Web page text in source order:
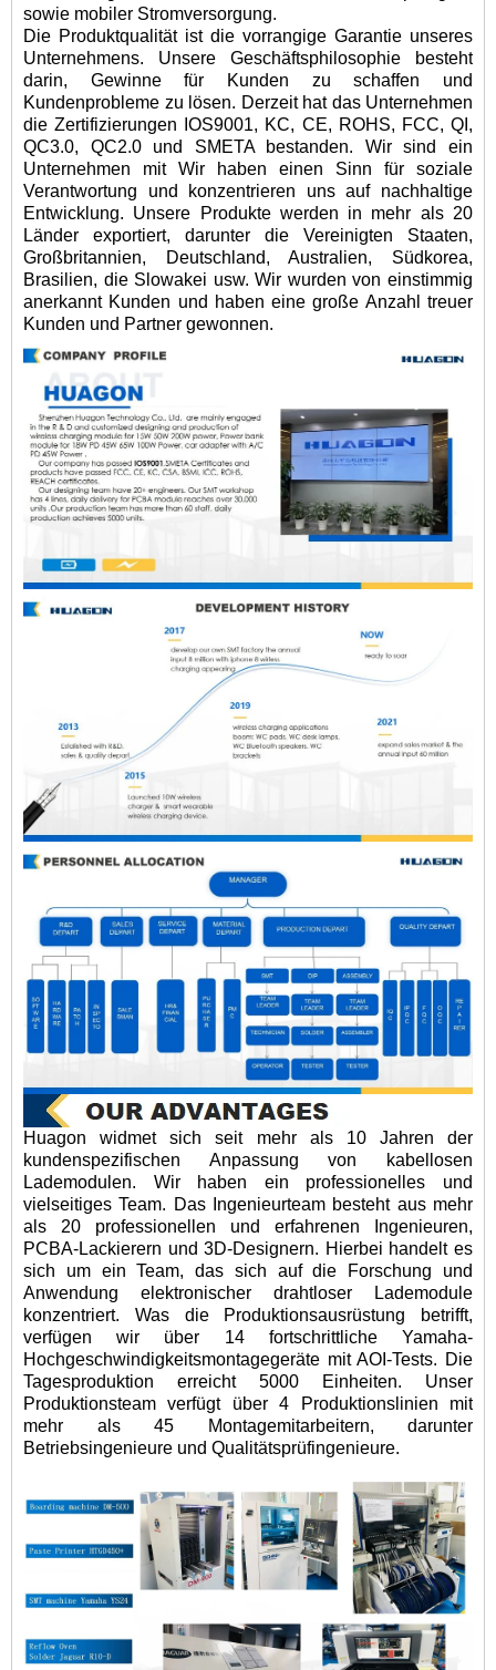
sowie mobiler Stromversorgung.
Die Produktqualität ist die vorrangige Garantie unseres
Unternehmens. Unsere Geschäftsphilosophie besteht
darin, Gewinne für Kunden zu schaffen und
Kundenprobleme zu lösen. Derzeit hat das Unternehmen
die Zertifizierungen IOS9001, KC, CE, ROHS, FCC, QI,
QC3.0, QC2.0 und SMETA bestanden. Wir sind ein
Unternehmen mit Wir haben einen Sinn für soziale
Verantwortung und konzentrieren uns auf nachhaltige
Entwicklung. Unsere Produkte werden in mehr als 20
Länder exportiert, darunter die Vereinigten Staaten,
Großbritannien, Deutschland, Australien, Südkorea,
Brasilien, die Slowakei usw. Wir wurden von einstimmig
anerkannt Kunden und haben eine große Anzahl treuer
Kunden und Partner gewonnen.
Huagon widmet sich seit mehr als 10 Jahren der
kundenspezifischen Anpassung von kabellosen
Lademodulen. Wir haben ein professionelles und
vielseitiges Team. Das Ingenieurteam besteht aus mehr
als 20 professionellen und erfahrenen Ingenieuren,
PCBA-Lackierern und 3D-Designern. Hierbei handelt es
sich um ein Team, das sich auf die Forschung und
Anwendung elektronischer drahtloser Lademodule
konzentriert. Was die Produktionsausrüstung betrifft,
verfügen wir über 14 fortschrittliche Yamaha-
Hochgeschwindigkeitsmontagegeräte mit AOI-Tests. Die
Tagesproduktion erreicht 5000 Einheiten. Unser
Produktionsteam verfügt über 4 Produktionslinien mit
mehr als 45 Montagemitarbeitern, darunter
Betriebsingenieure und Qualitätsprüfingenieure.